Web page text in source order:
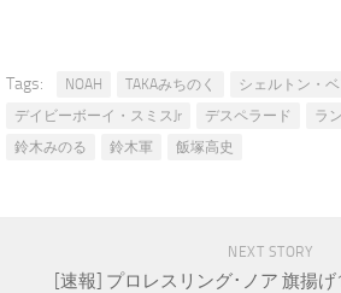
Tags: NOAH TAKAみちのく シェルトン・
デイビーボーイ・スミスJr
デスペラード
ラ
鈴木みのる
鈴木軍 飯塚高史
NEXT STORY
[速報] プロレスリング･ノア 旗揚